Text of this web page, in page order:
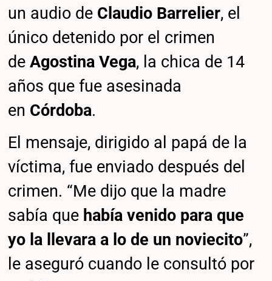
un audio de Claudio Barrelier, el
único detenido por el crimen
deAgostina Vega, la chica de 14
años que fue asesinada
en Córdoba.
El mensaje, dirigido al papá de la
víctima, fue enviado después del
crimen. “Me dijo que la madre
sabía que había venido para que
yo la llevara a lo de un noviecito”,
le aseguró cuando le consultó por